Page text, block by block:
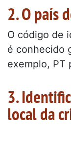
2. O país
O código de
é conhecido
exemplo, PT
3.
local da